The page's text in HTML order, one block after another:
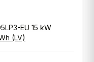
EU 15 kW
(LV)